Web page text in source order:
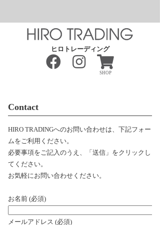
ヒロトレーディング
SHOP
Contact
HIRO TRADINGへのお問い合わせは、下記フォー
ムをご利用ください。
必要事項をご記入のうえ、「送信」をクリックし
てください。
お気軽にお問い合わせください。
お名前 (必須)
メールアドレス (必須)